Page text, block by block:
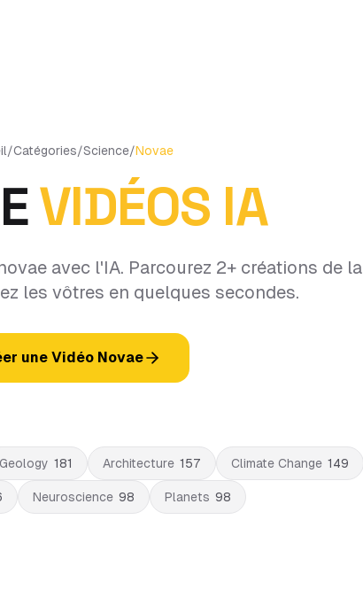
/Catégories/Science/Novae
VIDÉOS IA
avec l'IA. Parcourez 2+ créations de la
les vôtres en quelques secondes.
une Vidéo Novae
Geology 181 Architecture 157 Climate Change 149
Neuroscience 98 Planets 98